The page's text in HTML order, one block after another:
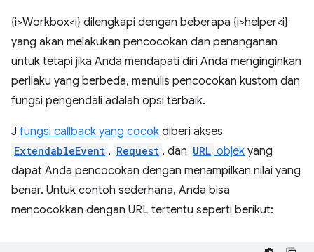
{i>Workbox<i} dilengkapi dengan beberapa {i>helper<i}
yang akan melakukan pencocokan dan penanganan
untuk tetapi jika Anda mendapati diri Anda menginginkan
perilaku yang berbeda, menulis pencocokan kustom dan
fungsi pengendali adalah opsi terbaik.
J fungsi callback yang cocok diberi akses
ExtendableEvent , Request , dan URL objek yang
dapat Anda pencocokan dengan menampilkan nilai yang
benar. Untuk contoh sederhana, Anda bisa
mencocokkan dengan URL tertentu seperti berikut: